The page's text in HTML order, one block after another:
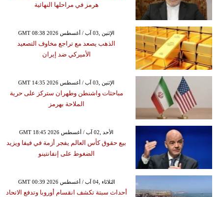
هرمز في مراحلها النهائية
GMT 08:38 2026 الإثنين ,03 آب / أغسطس
الذهب يصعد مع تراجع مخاوف التصعيد
الأميركي ضد إيران
GMT 14:35 2026 الإثنين ,03 آب / أغسطس
مباحثات واشنطن وطهران ستركز على حرية
الملاحة بهرمز
GMT 18:45 2026 الأحد ,02 آب / أغسطس
بيع حقوق كأس العالم يفجر أزمة في فيفا ويزيد
الضغوط على إنفانتينو
GMT 00:39 2026 الثلاثاء ,04 آب / أغسطس
أحداث سبتة تكشف انقسام أوروبا وتدفع الاتحاد